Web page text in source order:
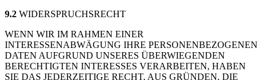
9.2 WIDERSPRUCHSRECHT
WENN WIR IM RAHMEN EINER
INTERESSENABWÄGUNG IHRE PERSONENBEZOGENEN
DATEN AUFGRUND UNSERES ÜBERWIEGENDEN
BERECHTIGTEN INTERESSES VERARBEITEN, HABEN
SIE DAS JEDERZEITIGE RECHT, AUS GRÜNDEN, DIE